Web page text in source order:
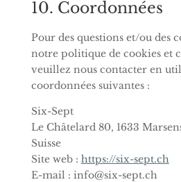
10. Coordonnées
Pour des questions et/ou des
notre politique de cookies et
veuillez nous contacter en
coordonnées suivantes :
Six-Sept
Le Châtelard 80, 1633
Suisse
Site web : https://six-sept.ch
E-mail : info@six-sept.ch